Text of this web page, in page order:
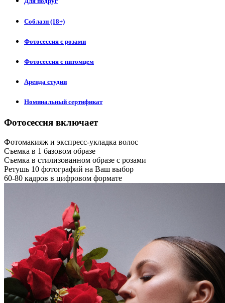
Соблазн (18+)
Фотосессия с розами
Фотосессия с питомцем
Аренда студии
Номинальный сертификат
Фотосессия включает
Фотомакияж и экспресс-укладка волос
Съемка в 1 базовом образе
Съемка в стилизованном образе с розами
Ретушь 10 фотографий на Ваш выбор
60-80 кадров в цифровом формате